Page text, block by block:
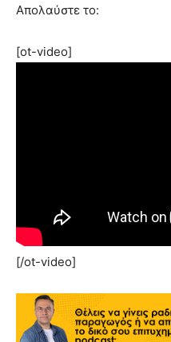
Απολαύστε το:
[ot-video]
[/ot-video]